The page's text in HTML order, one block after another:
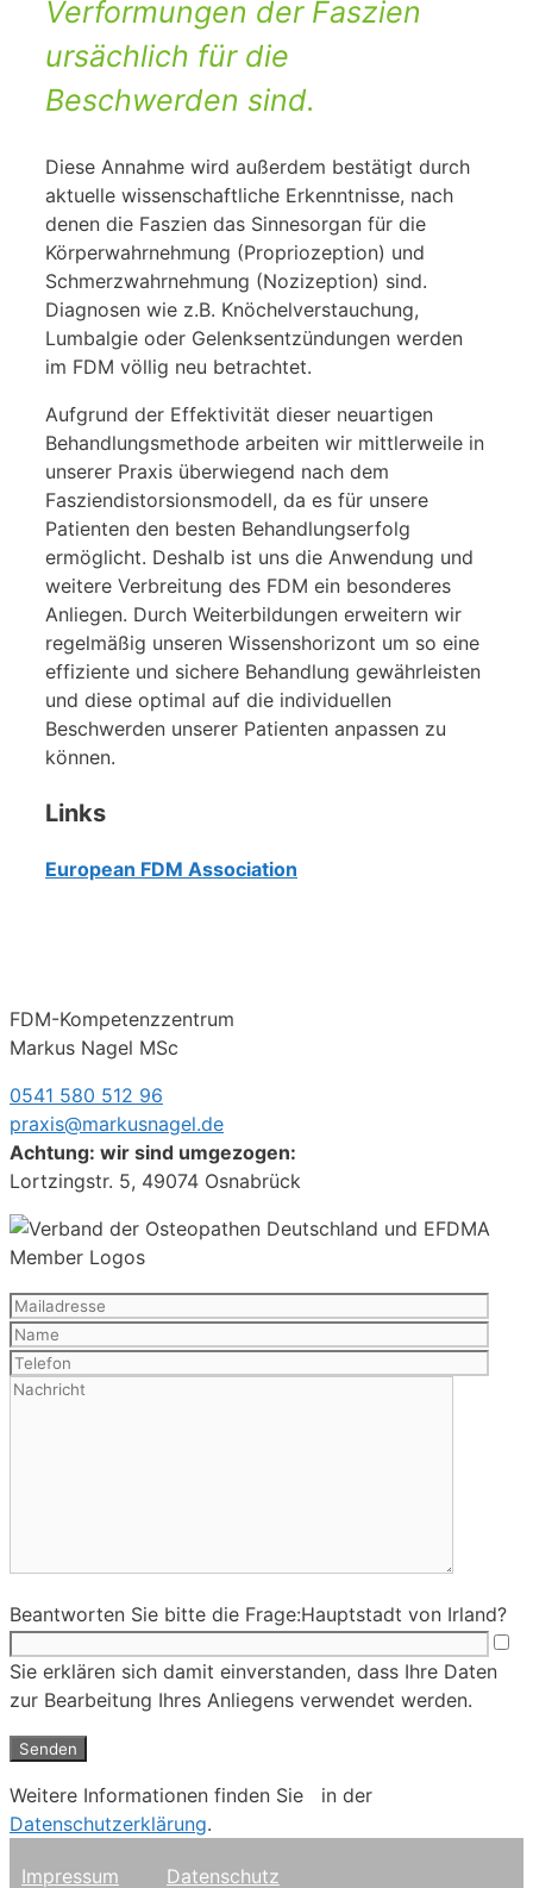
Verformungen der Faszien
ursächlich für die
Beschwerden sind.
Diese Annahme wird außerdem bestätigt durch
aktuelle wissenschaftliche Erkenntnisse, nach
denen die Faszien das Sinnesorgan für die
Körperwahrnehmung (Propriozeption) und
Schmerzwahrnehmung (Nozizeption) sind.
Diagnosen wie z.B. Knöchelverstauchung,
Lumbalgie oder Gelenksentzündungen werden
im FDM völlig neu betrachtet.
Aufgrund der Effektivität dieser neuartigen
Behandlungsmethode arbeiten wir mittlerweile in
unserer Praxis überwiegend nach dem
Fasziendistorsionsmodell, da es für unsere
Patienten den besten Behandlungserfolg
ermöglicht. Deshalb ist uns die Anwendung und
weitere Verbreitung des FDM ein besonderes
Anliegen. Durch Weiterbildungen erweitern wir
regelmäßig unseren Wissenshorizont um so eine
effiziente und sichere Behandlung gewährleisten
und diese optimal auf die individuellen
Beschwerden unserer Patienten anpassen zu
können.
Links
European FDM Association
FDM-Kompetenzzentrum
Markus Nagel MSc
0541 580 512 96
praxis@markusnagel.de
Achtung: wir sind umgezogen:
Lortzingstr. 5, 49074 Osnabrück
Beantworten Sie bitte die Frage:Hauptstadt von Irland?
Sie erklären sich damit einverstanden, dass Ihre Daten
zur Bearbeitung Ihres Anliegens verwendet werden.
Weitere Informationen finden Sie in der
Datenschutzerklärung.
Impressum Datenschutz